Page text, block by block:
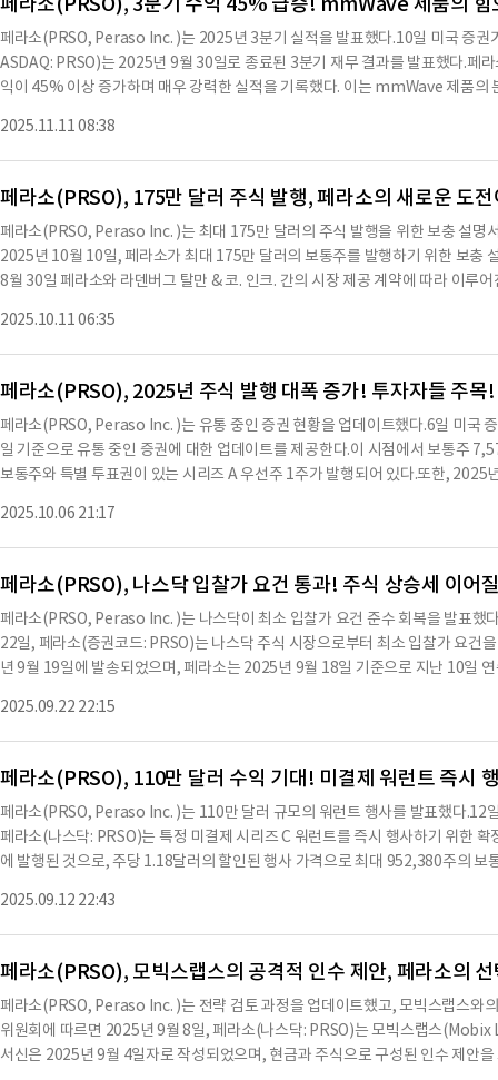
024년 7월 22일에 효력이 발생했다.현재 보고서의 부록 5.1에는 미첼 실버버
의 발행 및 판매의 합법성에 관한 것이다.이 의견서는 주식이 적법하게 발행되었
발행되고, 전액 지급되며, 비과세 상태가 될 것이라는 내용을 담고 있다.또한, 이
결정을 기반으로 하며, 법률의 변경이나 후속 법적 또는 사실적 발전에 대해 조
텐츠 원문을 필히 필독하시기 바랍니다.
페라소(PRSO), 3분기 수익 45% 급증! mmWave 제품의 힘
페라소(PRSO, Peraso Inc. )는 2025년 3분기 실적을 발표했다.10일 미국 증
ASDAQ: PRSO)는 2025년 9월 30일로 종료된 3분기 재무 결과를 발표했다.페
익이 45% 이상 증가하며 매우 강력한 실적을 기록했다. 이는 mmWave 제품의
여했다"고 덧붙였다.2025년 3분기 총 순수익은 320만 달러로, 이전 분기의 220
했다. 제품 수익은 310만 달러로, 이전 분기의 220만 달러 및 작년 동기 대비
Wave 제품의 출하량 증가에 주로 기인한다.2025년 3분기 GAAP 총 이익률은
0%에서 증가했다. 비GAAP 기준으로도 총 이익률은 56.2%로 동일하게 나타
이전 분기의 290만 달러 및 작년 동기 대비 450만 달러에 비해 감소했다. 비
270만 달러 및 작년 동기 대비 330만 달러에 비해 증가했다.2025년 3분기
전 분기의 순손실 180만 달러, 주당 손실 0.31달러 및 작년 동기 대비 순손실
2025.11.11 08:38
페라소(PRSO), 175만 달러 주식 발행, 페라소의 새로운 도
페라소(PRSO, Peraso Inc. )는 최대 175만 달러의 주식 발행을 위한 보충 설명
2025년 10월 10일, 페라소가 최대 175만 달러의 보통주를 발행하기 위한 보충
8월 30일 페라소와 라덴버그 탈만 & 코. 인크. 간의 시장 제공 계약에 따라 이루
이다.이 등록신청서는 2024년 7월 22일에 효력이 발생했다.현재 보충 설명서
보충 설명서와 함께 사용된다.현재 보고서의 부록 5.1에는 미첼 실버버그 & 크
판매의 합법성에 관한 내용을 다룬다.이 의견서는 1933년 증권법에 따라 요구
충 설명서의 내용에 대한 의견은 포함되지 않는다.주식의 발행은 페라소의 델
약의 조건에 따라 발행될 경우 유효하게 발행되고, 완전하게 지불되며, 추가 부
정에 기반하여 작성되었으며, 향후 법률이나 사실의 변화에 대한 의무는 없다.
출될 예정이다.※ 본 컨텐츠는 AI API를 이용하여 요약한 내용으로 수치나 문맥
2025.10.11 06:35
페라소(PRSO), 2025년 주식 발행 대폭 증가! 투자자들 주목!
페라소(PRSO, Peraso Inc. )는 유통 중인 증권 현황을 업데이트했다.6일 미국
일 기준으로 유통 중인 증권에 대한 업데이트를 제공한다.이 시점에서 보통주
보통주와 특별 투표권이 있는 시리즈 A 우선주 1주가 발행되어 있다.또한,
3,794주는 가중 평균 행사 가격이 3.38달러인 발행된 스톡 옵션의 행사 시 발행
차는 경우 발행될 보통주이다.213,438주는 회사의 수정 및 재작성된 2019 스톡
7,143주는 2023년 6월 2일자 워런트 행사 시 발행될 보통주로, 주당 28.00달
에이전트 워런트 행사 시 발행될 보통주로, 주당 28.00달러의 가격이다
통주로, 주당 40.00달러의 가격이다.3,974,520주는 2024년 2월 8일자 시리즈
가격이다.139,108주는 2024년 2월 8일자 인수인 워런트 행사 시 발행될 보통
24년 11월 6일자 시리즈 C 워런트 행사 시 발행될 보통주로, 주당 1.61달러의
2025.10.06 21:17
페라소(PRSO), 나스닥 입찰가 요건 통과! 주식 상승세 이어
페라소(PRSO, Peraso Inc. )는 나스닥이 최소 입찰가 요건 준수 회복을 발표했
22일, 페라소(증권코드: PRSO)는 나스닥 주식 시장으로부터 최소 입찰가 요건
년 9월 19일에 발송되었으며, 페라소는 2025년 9월 18일 기준으로 지난 10일
으로 간주한다.페라소는 고성능 60GHz 비면허 및 5G mmWave 무선 기술의
제공한다.페라소는 고정 무선 접속, 군사, 몰입형 비디오 및 공장 자동화 등 다
asoinc.com을 방문하면 확인할 수 있다.회사의 연락처는 CFO인 짐 설리반
@perasoinc.com이다.투자자 관계 담당자는 셸턴 그룹의 브렛 L. 페리로,
ltongroup.com이다.※ 본 컨텐츠는 AI API를 이용하여 요약한 내용으로 수치
해당 컨텐츠는 투자 참고용이며 투자를 할때는 컨텐츠 원문을 필히 필독하시기
2025.09.22 22:15
페라소(PRSO), 110만 달러 수익 기대! 미결제 워런트 즉시
페라소(PRSO, Peraso Inc. )는 110만 달러 규모의 워런트 행사를 발표했다.12
페라소(나스닥: PRSO)는 특정 미결제 시리즈 C 워런트를 즉시 행사하기 위한
에 발행된 것으로, 주당 1.18달러의 할인된 행사 가격으로 최대 952,380주의 보
및 일반 기업 용도로 사용할 계획이다.라덴버그 탈만 & 코. 주식회사가 이번 공
를 현금으로 즉시 행사하는 대가로 페라소는 최대 952,380주의 보통주를 구매
예정이다.시리즈 E 워런트의 행사 가격은 주당 1.25달러이며, 발행일로부터 6
은 최초 행사일로부터 5.5년이다.시리즈 E 워런트는 고정 가격이며, 가격 재설
기존 워런트의 행사로 발행되는 보통주는 현재 유효한 S-3 양식 등록명세서에
1933년 증권법의 등록 요건에서 면제되는 적용 가능한 면제에 따라 비공식적으
등록되지 않은 상태에서 미국 내에서 제공되거나 판매될 수 없다.페라소는 시리
2025.09.12 22:43
페라소(PRSO), 모빅스랩스의 공격적 인수 제안, 페라소의
페라소(PRSO, Peraso Inc. )는 전략 검토 과정을 업데이트했고, 모빅스랩스와
위원회에 따르면 2025년 9월 8일, 페라소(나스닥: PRSO)는 모빅스랩스
서신은 2025년 9월 4일자로 작성되었으며, 현금과 주식으로 구성된 인수 제안